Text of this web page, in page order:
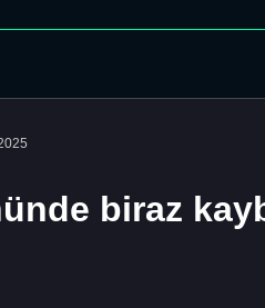
biraz